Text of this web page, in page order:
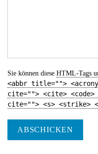
Sie können diese HTML-Tags
<abbr title="">
cite=""> <cite> <code>
cite=""> <s> <strike>
ABSCHICKEN